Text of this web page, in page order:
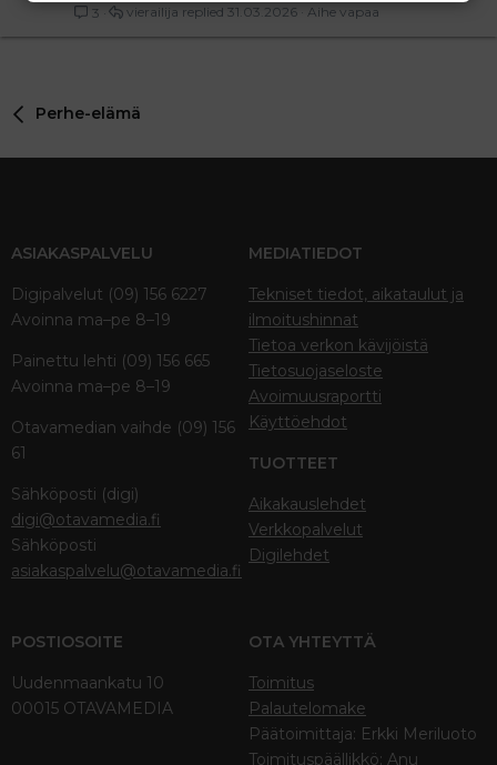
3
Aihe vapaa
31.03.2026
vierailija
Perhe-elämä
ASIAKASPALVELU
Digipalvelut (09) 156 6227
Avoinna ma–pe 8–19
Painettu lehti (09) 156 665
Avoinna ma–pe 8–19
Otavamedian vaihde (09) 156
61
Sähköposti (digi)
digi@otavamedia.fi
Sähköposti
asiakaspalvelu@otavamedia.fi
MEDIATIEDOT
Tekniset tiedot, aikataulut ja
ilmoitushinnat
Tietoa verkon kävijöistä
Tietosuojaseloste
Avoimuusraportti
Käyttöehdot
TUOTTEET
Aikakauslehdet
Verkkopalvelut
Digilehdet
POSTIOSOITE
Uudenmaankatu 10
00015 OTAVAMEDIA
OTA YHTEYTTÄ
Toimitus
Palautelomake
Päätoimittaja: Erkki Meriluoto
Toimituspäällikkö: Anu